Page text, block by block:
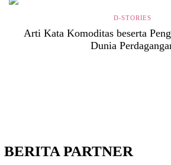
D-STORIES
Arti Kata Komoditas beserta
Dunia